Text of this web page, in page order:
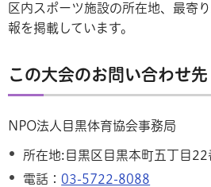
区内スポーツ施設の所在地、最寄
報を掲載しています。
この大会のお問い合わせ先
NPO法人目黒体育協会事務局
所在地:目黒区目黒本町五丁目
電話：03-5722-8088